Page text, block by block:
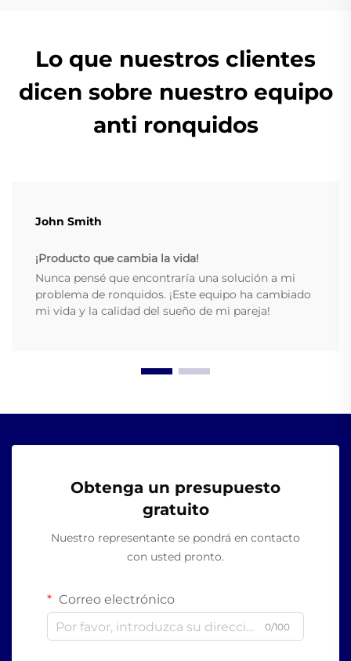
Lo que nuestros clientes
dicen sobre nuestro equipo
anti ronquidos
John Smith
¡Producto que cambia la vida!
Nunca pensé que encontraría una solución a mi
problema de ronquidos. ¡Este equipo ha cambiado
mi vida y la calidad del sueño de mi pareja!
Obtenga un presupuesto
gratuito
Nuestro representante se pondrá en contacto
con usted pronto.
Correo electrónico
0/100